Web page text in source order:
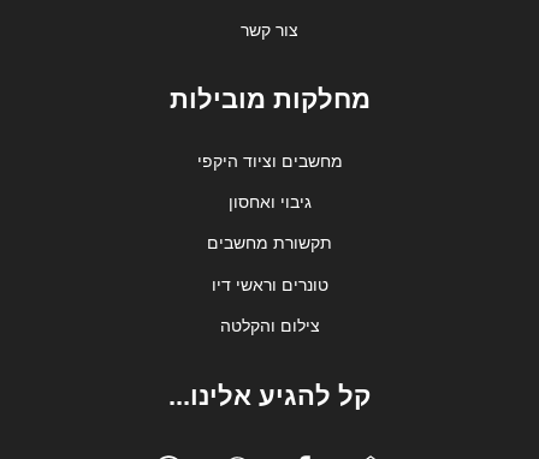
צור קשר
מחלקות מובילות
מחשבים וציוד היקפי
גיבוי ואחסון
תקשורת מחשבים
טונרים וראשי דיו
צילום והקלטה
קל להגיע אלינו...